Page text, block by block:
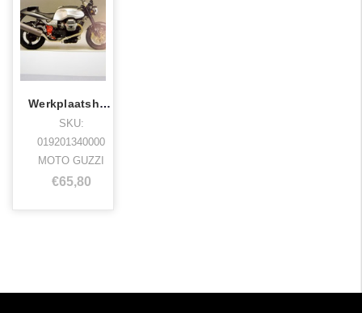
Werkplaatshandboek toevoeging v11 nl/d/u
SKU:
019201340000
MOTO GUZZI
€65,80